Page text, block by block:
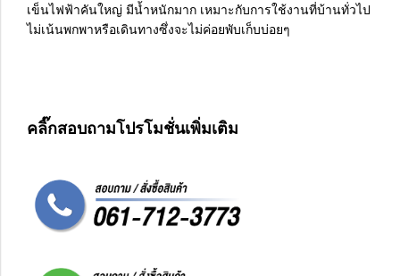
เข็นไฟฟ้าคันใหญ่ มีน้ำหนักมาก เหมาะกับการใช้งานที่บ้านทั่วไป
ไม่เน้นพกพาหรือเดินทางซึ่งจะไม่ค่อยพับเก็บบ่อยๆ
คลิ๊กสอบถามโปรโมชั่นเพิ่มเติม